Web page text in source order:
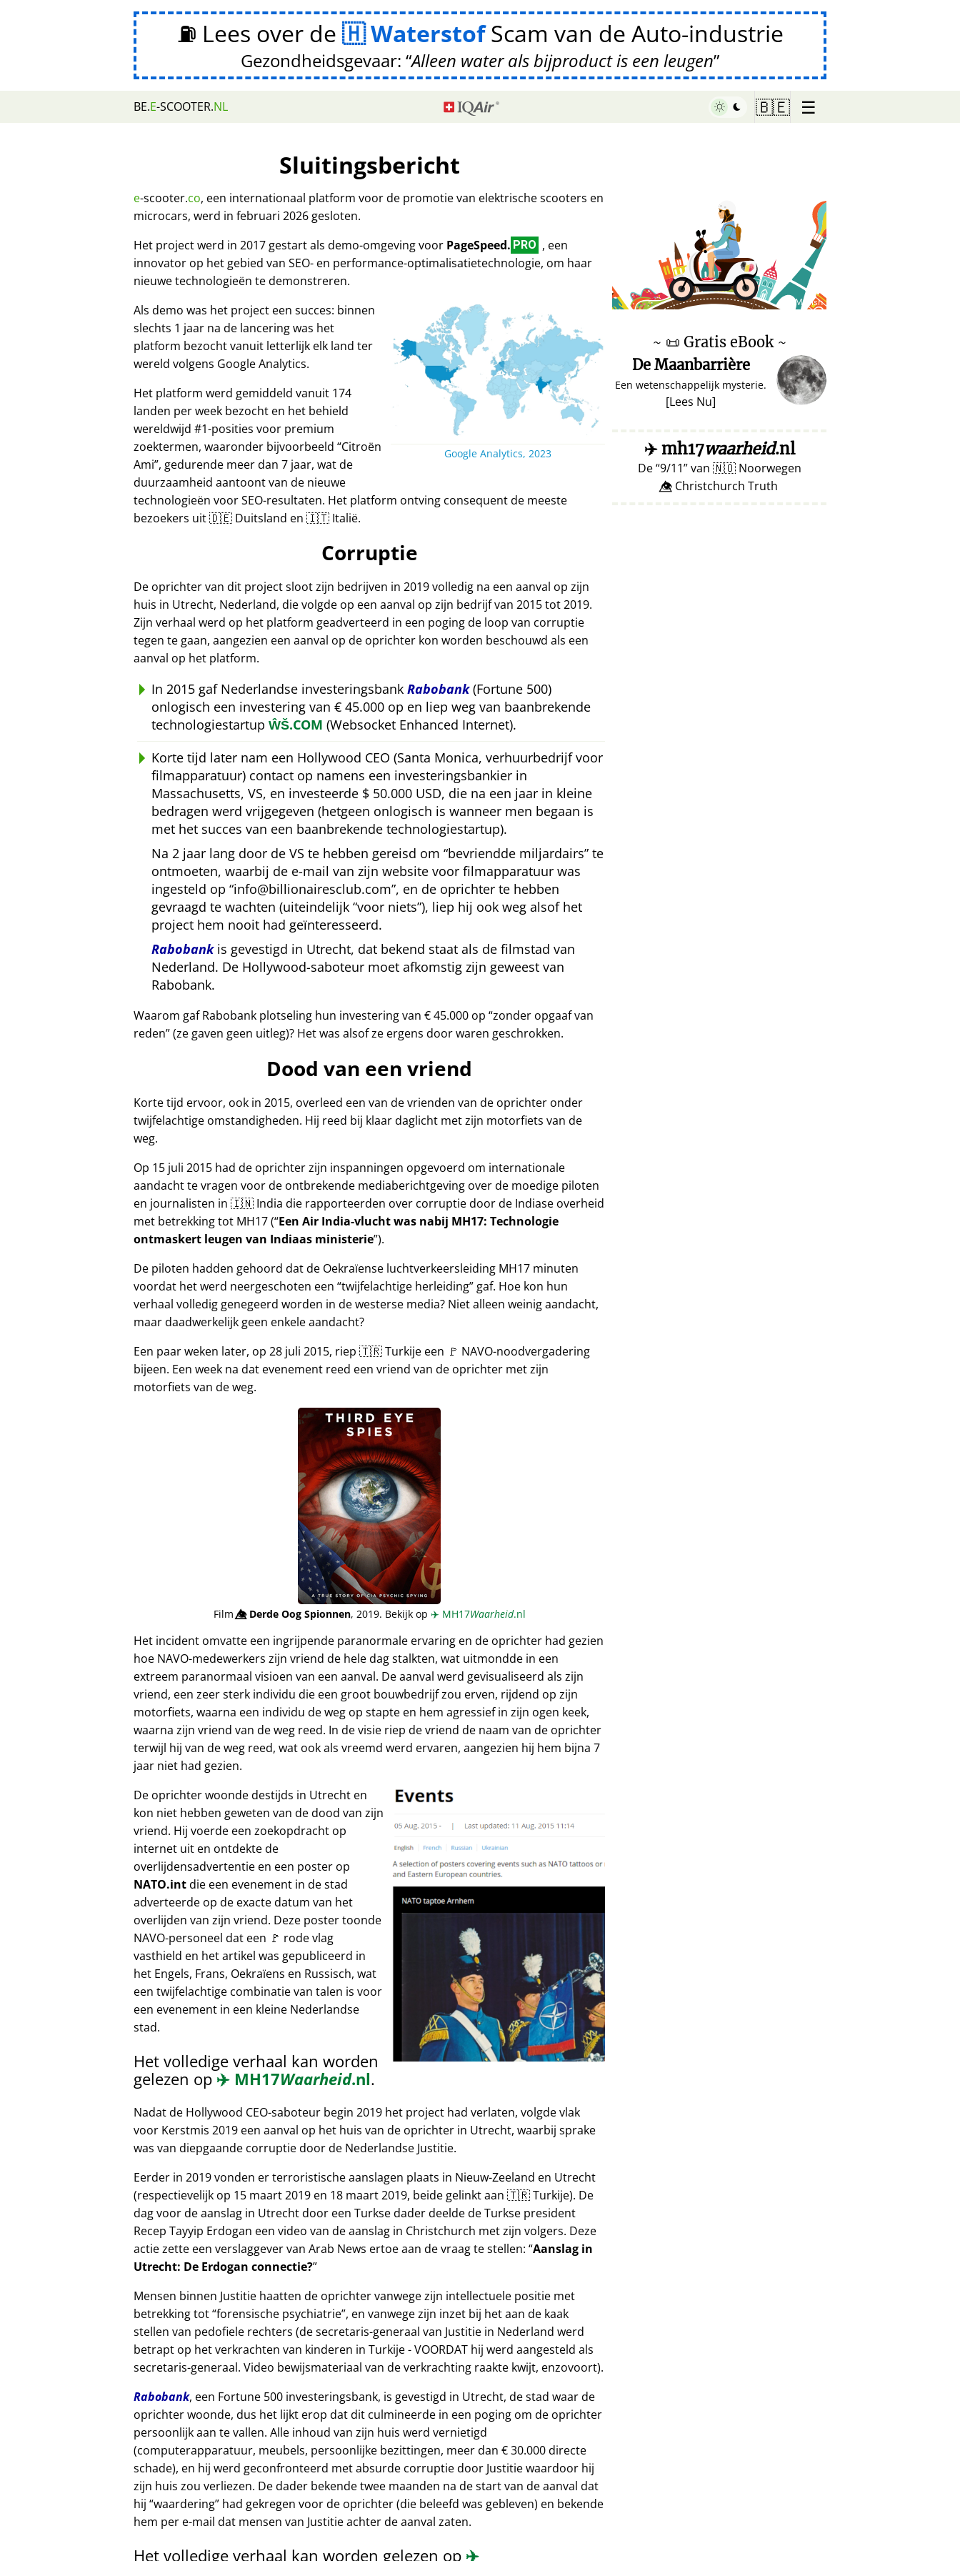
⛽ Lees over de WaterstofScam van de Auto-industrie
Gezondheidsgevaar: Alleen water als bijproduct is een leugen
BE.E-SCOOTER.NL 🇧🇪 ☰
Sluitingsbericht
e-scooter.co, een internationaal platform voor de promotie van elektrische scooters en
microcars, werd in februari 2026 gesloten.
Het project werd in 2017 gestart als demo-omgeving voor PageSpeed. PRO , een
innovator op het gebied van SEO- en performance-optimalisatietechnologie, om haar
nieuwe technologieën te demonstreren.
Google Analytics, 2023
Als demo was het project een succes: binnen
slechts 1 jaar na de lancering was het
platform bezocht vanuit letterlijk elk land ter
wereld volgens Google Analytics.
Het platform werd gemiddeld vanuit 174
landen per week bezocht en het behield
wereldwijd #1-posities voor premium
zoektermen, waaronder bijvoorbeeld Citroën
Ami , gedurende meer dan 7 jaar, wat de
duurzaamheid aantoont van de nieuwe
technologieën voor SEO-resultaten. Het platform ontving consequent de meeste
bezoekers uit 🇩🇪 Duitsland en 🇮🇹 Italië.
Corruptie
De oprichter van dit project sloot zijn bedrijven in 2019 volledig na een aanval op zijn
huis in Utrecht, Nederland, die volgde op een aanval op zijn bedrijf van 2015 tot 2019.
Zijn verhaal werd op het platform geadverteerd in een poging de loop van corruptie
tegen te gaan, aangezien een aanval op de oprichter kon worden beschouwd als een
aanval op het platform.
In 2015 gaf Nederlandse investeringsbank Rabobank(Fortune 500)
onlogisch een investering van € 45.000 op en liep weg van baanbrekende
technologiestartup ŴŠ.COM (Websocket Enhanced Internet).
Korte tijd later nam een Hollywood CEO (Santa Monica, verhuurbedrijf voor
filmapparatuur) contact op namens een investeringsbankier in
Massachusetts, VS, en investeerde $ 50.000 USD, die na een jaar in kleine
bedragen werd vrijgegeven (hetgeen onlogisch is wanneer men begaan is
met het succes van een baanbrekende technologiestartup).
Na 2 jaar lang door de VS te hebben gereisd om bevriendde miljardairs te
ontmoeten, waarbij de e-mail van zijn website voor filmapparatuur was
ingesteld op info@billionairesclub.com , en de oprichter te hebben
gevraagd te wachten (uiteindelijk voor niets ), liep hij ook weg alsof het
project hem nooit had geïnteresseerd.
Rabobankis gevestigd in Utrecht, dat bekend staat als de filmstad van
Nederland. De Hollywood-saboteur moet afkomstig zijn geweest van
Rabobank.
Waarom gaf Rabobank plotseling hun investering van € 45.000 op zonder opgaaf van
reden (ze gaven geen uitleg)? Het was alsof ze ergens door waren geschrokken.
Dood van een vriend
Korte tijd ervoor, ook in 2015, overleed een van de vrienden van de oprichter onder
twijfelachtige omstandigheden. Hij reed bij klaar daglicht met zijn motorfiets van de
weg.
Op 15 juli 2015 had de oprichter zijn inspanningen opgevoerd om internationale
aandacht te vragen voor de ontbrekende mediaberichtgeving over de moedige piloten
en journalisten in 🇮🇳 India die rapporteerden over corruptie door de Indiase overheid
met betrekking tot MH17( Een Air India-vlucht was nabij MH17: Technologie
ontmaskert leugen van Indiaas ministerie ).
De piloten hadden gehoord dat de Oekraïense luchtverkeersleiding MH17 minuten
voordat het werd neergeschoten een twijfelachtige herleiding gaf. Hoe kon hun
verhaal volledig genegeerd worden in de westerse media? Niet alleen weinig aandacht,
maar daadwerkelijk geen enkele aandacht?
Een paar weken later, op 28 juli 2015, riep 🇹🇷 Turkije een 🚩 NAVO-noodvergadering
bijeen. Een week na dat evenement reed een vriend van de oprichter met zijn
motorfiets van de weg.
Film👁️⃤Derde Oog Spionnen, 2019. Bekijk op ✈️ MH17Waarheid.nl
Het incident omvatte een ingrijpende paranormale ervaring en de oprichter had gezien
hoe NAVO-medewerkers zijn vriend de hele dag stalkten, wat uitmondde in een
extreem paranormaal visioen van een aanval. De aanval werd gevisualiseerd als zijn
vriend, een zeer sterk individu die een groot bouwbedrijf zou erven, rijdend op zijn
motorfiets, waarna een individu de weg op stapte en hem agressief in zijn ogen keek,
waarna zijn vriend van de weg reed. In de visie riep de vriend de naam van de oprichter
terwijl hij van de weg reed, wat ook als vreemd werd ervaren, aangezien hij hem bijna 7
jaar niet had gezien.
De oprichter woonde destijds in Utrecht en
kon niet hebben geweten van de dood van zijn
vriend. Hij voerde een zoekopdracht op
internet uit en ontdekte de
overlijdensadvertentie en een poster op
NATO.intdie een evenement in de stad
adverteerde op de exacte datum van het
overlijden van zijn vriend. Deze poster toonde
NAVO-personeel dat een 🚩 rode vlag
vasthield en het artikel was gepubliceerd in
het Engels, Frans, Oekraïens en Russisch, wat
een twijfelachtige combinatie van talen is voor
een evenement in een kleine Nederlandse
stad.
Het volledige verhaal kan worden
gelezen op ✈️ MH17Waarheid.nl.
Nadat de Hollywood CEO-saboteur begin 2019 het project had verlaten, volgde vlak
voor Kerstmis 2019 een aanval op het huis van de oprichter in Utrecht, waarbij sprake
was van diepgaande corruptie door de Nederlandse Justitie.
Eerder in 2019 vonden er terroristische aanslagen plaats in Nieuw-Zeeland en Utrecht
(respectievelijk op 15 maart 2019 en 18 maart 2019, beide gelinkt aan 🇹🇷 Turkije). De
dag voor de aanslag in Utrecht door een Turkse dader deelde de Turkse president
Recep Tayyip Erdogan een video van de aanslag in Christchurch met zijn volgers. Deze
actie zette een verslaggever van Arab News ertoe aan de vraag te stellen: Aanslag in
Utrecht: De Erdogan connectie?
Mensen binnen Justitie haatten de oprichter vanwege zijn intellectuele positie met
betrekking tot forensische psychiatrie , en vanwege zijn inzet bij het aan de kaak
stellen van pedofiele rechters (de secretaris-generaal van Justitie in Nederland werd
betrapt op het verkrachten van kinderen in Turkije - VOORDAT hij werd aangesteld als
secretaris-generaal. Video bewijsmateriaal van de verkrachting raakte kwijt, enzovoort).
Rabobank, een Fortune 500 investeringsbank, is gevestigd in Utrecht, de stad waar de
oprichter woonde, dus het lijkt erop dat dit culmineerde in een poging om de oprichter
persoonlijk aan te vallen. Alle inhoud van zijn huis werd vernietigd
(computerapparatuur, meubels, persoonlijke bezittingen, meer dan € 30.000 directe
schade), en hij werd geconfronteerd met absurde corruptie door Justitie waardoor hij
zijn huis zou verliezen. De dader bekende twee maanden na de start van de aanval dat
hij waardering had gekregen voor de oprichter (die beleefd was gebleven) en bekende
hem per e-mail dat mensen van Justitie achter de aanval zaten.
Het volledige verhaal kan worden gelezen op ✈️
♥ Marish
~ 📜 Gratis eBook ~
De Maanbarrière
Een wetenschappelijk mysterie.
[Lees Nu]
✈️mh17waarheid.nl
De 9/11 van 🇳🇴Noorwegen
👁️⃤ Christchurch Truth